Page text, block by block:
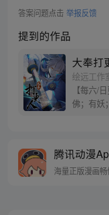
答案问题点击 举报反馈
提到的作品
大奉打
绘远工作
【每六/
佛；有妖
者卖报小
腾讯动漫
海量正版漫画畅